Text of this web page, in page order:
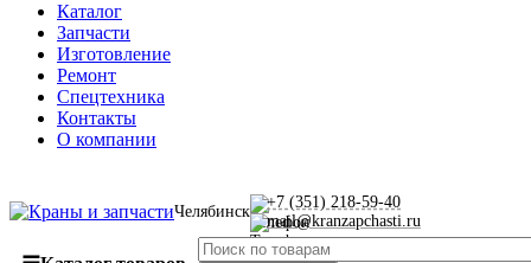
Каталог
Запчасти
Изготовление
Ремонт
Спецтехника
Контакты
О компании
Челябинск
+7 (351) 218-59-40
mail@kranzapchasti.ru